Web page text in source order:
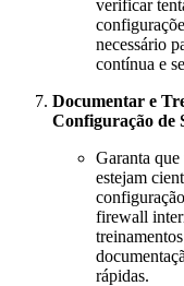
verificar
necessário
contínua e
Documentar e
Configuração de
Garanta
estejam
firewall
rápidas.